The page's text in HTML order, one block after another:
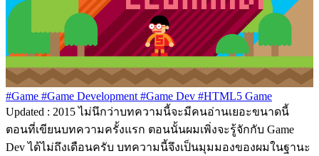
#Game #Game Development #Game Dev #HTML5 Game
Updated : 2015 ไม่นึกว่าบทความนี้จะมีคนอ่านเยอะขนาดนี้
ตอนที่เขียนบทความครั้งแรก ตอนนั้นผมเพิ่งจะรู้จักกับ Game
Dev ได้ไม่ถึงเดือนครับ บทความนี้จึงเป็นมุมมองของผมในฐานะ